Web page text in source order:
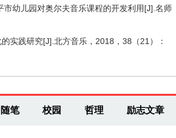
幼儿园对奥尔夫音乐课程的开发利用[J].名师
实践研究[J].北方音乐，2018，38（21）：
随笔 校园 哲理 励志文章